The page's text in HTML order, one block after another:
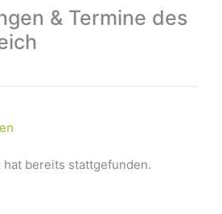
& Termine des
hat bereits stattgefunden.